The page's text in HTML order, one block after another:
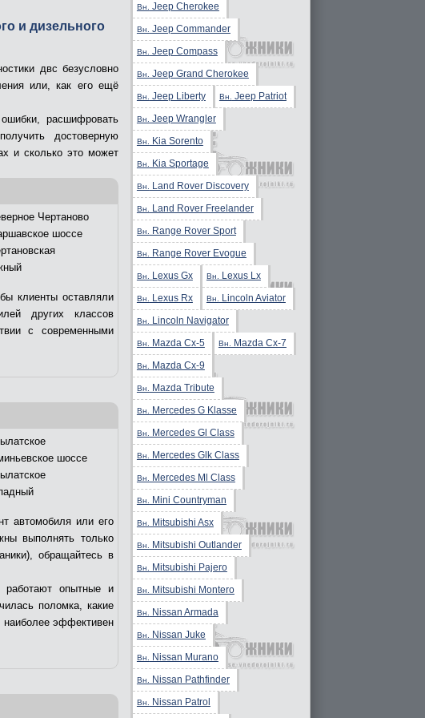
и дизельного
двс безусловно
или, как его ещё
расшифровать
достоверную
и сколько это может
Чертаново
шоссе
клиенты оставляли
других классов
с современными
шоссе
автомобиля или его
выполнять только
обращайтесь в
опытные и
поломка, какие
наиболее эффективен
Вн. Jeep Cherokee
Вн. Jeep Commander
Вн. Jeep Compass
Вн. Jeep Grand Cherokee
Вн. Jeep Liberty Вн. Jeep Patriot
Вн. Jeep Wrangler
Вн. Kia Sorento
Вн. Kia Sportage
Вн. Land Rover Discovery
Вн. Land Rover Freelander
Вн. Range Rover Sport
Вн. Range Rover Evogue
Вн. Lexus Gx Вн. Lexus Lx
Вн. Lexus Rx Вн. Lincoln Aviator
Вн. Lincoln Navigator
Вн. Mazda Cx-5 Вн. Mazda Cx-7
Вн. Mazda Cx-9
Вн. Mazda Tribute
Вн. Mercedes G Klasse
Вн. Mercedes Gl Class
Вн. Mercedes Glk Class
Вн. Mercedes Ml Class
Вн. Mini Countryman
Вн. Mitsubishi Asx
Вн. Mitsubishi Outlander
Вн. Mitsubishi Pajero
Вн. Mitsubishi Montero
Вн. Nissan Armada
Вн. Nissan Juke
Вн. Nissan Murano
Вн. Nissan Pathfinder
Вн. Nissan Patrol